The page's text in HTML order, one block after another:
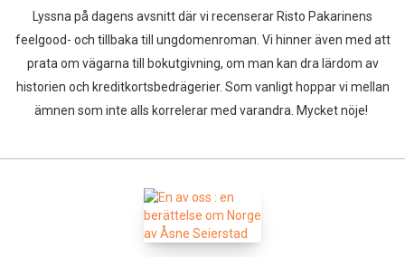
Lyssna på dagens avsnitt där vi recenserar Risto Pakarinens
feelgood- och tillbaka till ungdomenroman. Vi hinner även med att
prata om vägarna till bokutgivning, om man kan dra lärdom av
historien och kreditkortsbedrägerier. Som vanligt hoppar vi mellan
ämnen som inte alls korrelerar med varandra. Mycket nöje!